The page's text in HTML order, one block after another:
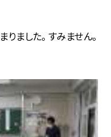
ました。 すみません。